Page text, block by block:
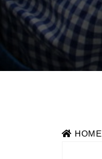
HOME